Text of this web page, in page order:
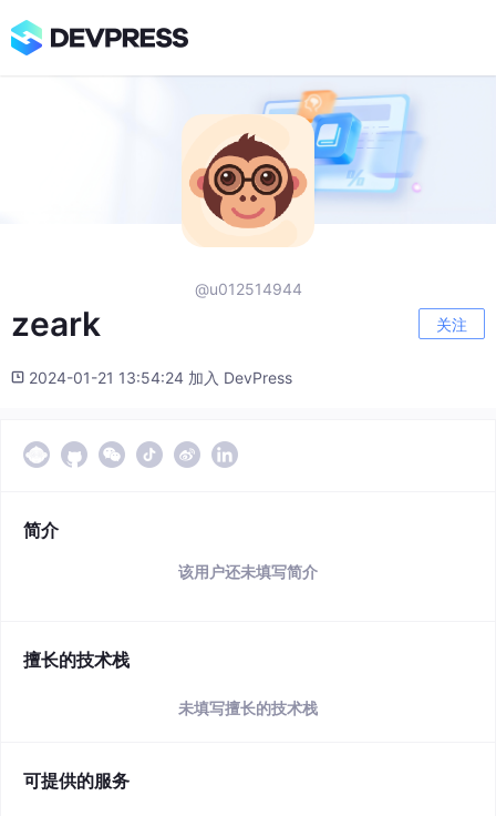
@u012514944
zeark 关注
2024-01-21 13:54:24 加入 DevPress
简介
该用户还未填写简介
擅长的技术栈
未填写擅长的技术栈
可提供的服务